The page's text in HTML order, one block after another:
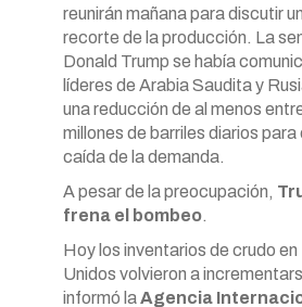
reunirán mañana para discutir
recorte de la producción. La
Donald Trump se había
líderes de Arabia Saudita y
una reducción de al menos
millones de barriles diarios
caída de la demanda.
A pesar de la preocupación,
frena el bombeo.
Hoy los inventarios de crudo
Unidos volvieron a
informó laAgencia